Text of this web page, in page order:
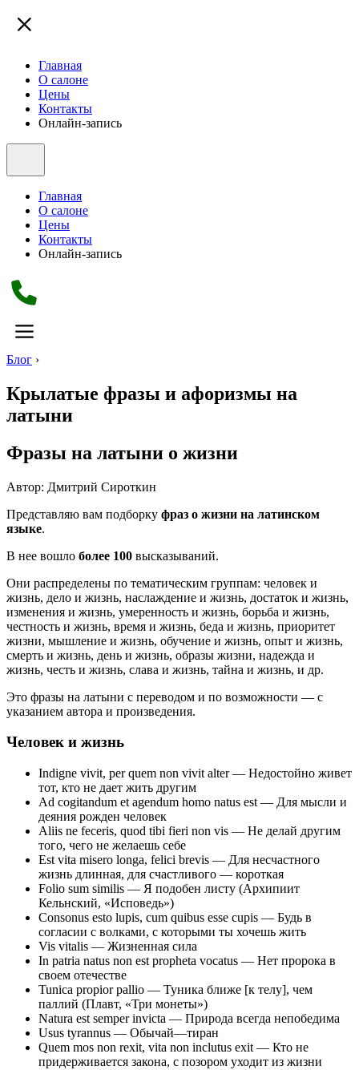
Главная
О салоне
Цены
Контакты
Онлайн-запись
Главная
О салоне
Цены
Контакты
Онлайн-запись
Блог ›
Крылатые фразы и афоризмы на
латыни
Фразы на латыни о жизни
Автор: Дмитрий Сироткин
Представляю вам подборку фраз о жизни на латинском
языке.
В нее вошло более 100 высказываний.
Они распределены по тематическим группам: человек и
жизнь, дело и жизнь, наслаждение и жизнь, достаток и жизнь,
изменения и жизнь, умеренность и жизнь, борьба и жизнь,
честность и жизнь, время и жизнь, беда и жизнь, приоритет
жизни, мышление и жизнь, обучение и жизнь, опыт и жизнь,
смерть и жизнь, день и жизнь, образы жизни, надежда и
жизнь, честь и жизнь, слава и жизнь, тайна и жизнь, и др.
Это фразы на латыни с переводом и по возможности — с
указанием автора и произведения.
Человек и жизнь
Indigne vivit, per quem non vivit alter — Недостойно живет
тот, кто не дает жить другим
Ad cogitandum et agendum homo natus est — Для мысли и
деяния рожден человек
Aliis ne feceris, quod tibi fieri non vis — Не делай другим
того, чего не желаешь себе
Est vita misero longa, felici brevis — Для несчастного
жизнь длинная, для счастливого — короткая
Folio sum similis — Я подобен листу (Архипиит
Кельнский, «Исповедь»)
Consonus esto lupis, cum quibus esse cupis — Будь в
согласии с волками, с которыми ты хочешь жить
Vis vitalis — Жизненная сила
In patria natus non est propheta vocatus — Нет пророка в
своем отечестве
Tunica propior pallio — Туника ближе [к телу], чем
паллий (Плавт, «Три монеты»)
Natura est semper invicta — Природа всегда непобедима
Usus tyrannus — Обычай—тиран
Quem mos non rexit, vita non inclutus exit — Кто не
придерживается закона, с позором уходит из жизни